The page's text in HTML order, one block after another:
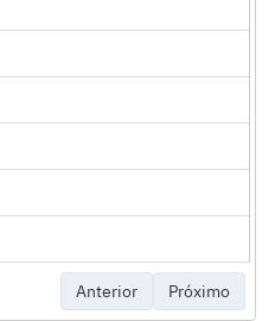
Anterior Próximo